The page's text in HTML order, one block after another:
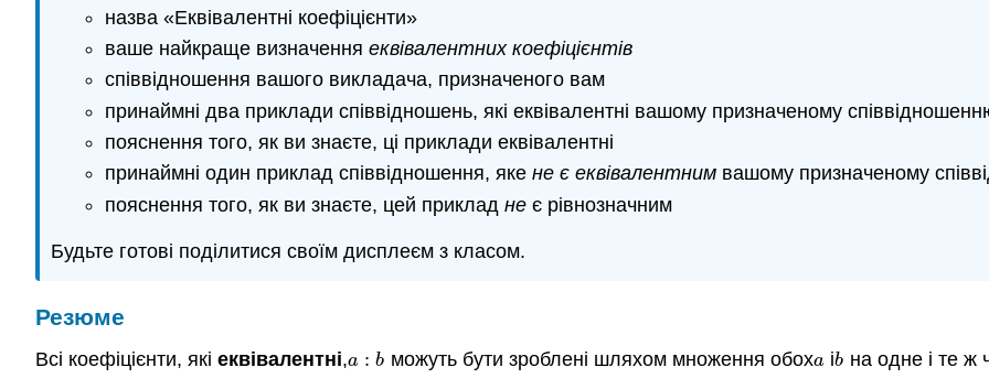
назва «Еквівалентні коефіцієнти»
ваше найкраще визначенняеквівалентних коефіцієнтів
співвідношення вашого викладача, призначеного вам
принаймні два приклади співвідношень, які еквівалентні вашому призначеному
пояснення того, як ви знаєте, ці приклади еквівалентні
принаймні один приклад співвідношення, якене є еквівалентним вашому призначеному
пояснення того, як ви знаєте, цей прикладне є рівнозначним
Будьте готові поділитися своїм дисплеєм з класом.
Резюме
Всі коефіцієнти, які еквівалентні,a : b
a b можуть бути зроблені шляхом множення обохa
a іb
b на одне і те ж